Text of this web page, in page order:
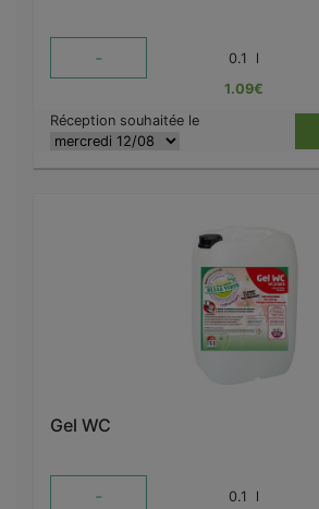
- 0.1 l
1.09€
Réception souhaitée le
Gel WC
- 0.1 l